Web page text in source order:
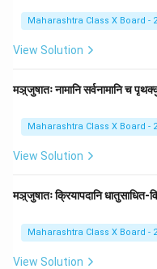
Maharashtra Class X Board -
View Solution
मञ़्जुषातः नामानि सर्वनामानि च
Maharashtra Class X Board -
View Solution
मञ़्जुषातः क्रियापदानि
Maharashtra Class X Board -
View Solution